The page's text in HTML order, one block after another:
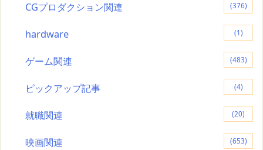
CGプロダクション関連 (376)
hardware (1)
ゲーム関連 (483)
ピックアップ記事 (4)
就職関連 (20)
映画関連 (653)